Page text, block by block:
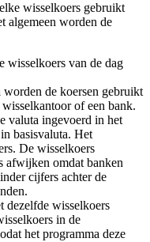
wisselkoers gebruikt
algemeen worden de
wisselkoers van de dag
de koersen gebruikt
of een bank.
valuta ingevoerd in het
basisvaluta. Het
De wisselkoers
afwijken omdat banken
cijfers achter de
dezelfde wisselkoers
in de
het programma deze